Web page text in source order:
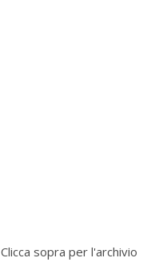
Clicca sopra per l'archivio